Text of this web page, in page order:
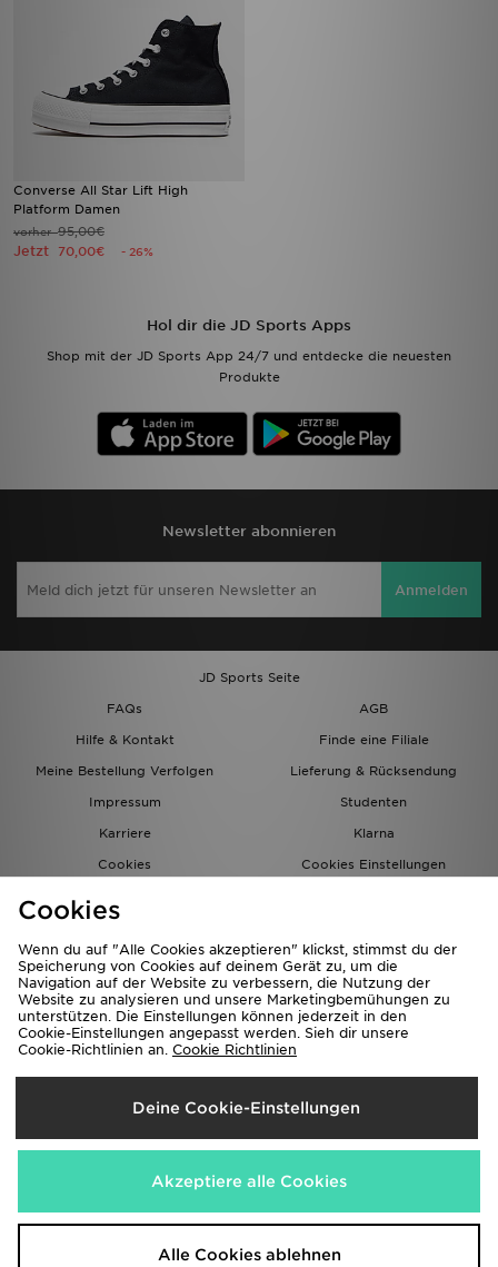
Converse All Star Lift High
Platform Damen
vorher95,00€
Jetzt 70,00€ - 26%
Hol dir die JD Sports Apps
Shop mit der JD Sports App 24/7 und entdecke die neuesten
Produkte
Newsletter abonnieren
Anmelden
JD Sports Seite
FAQs
AGB
Hilfe & Kontakt
Finde eine Filiale
Meine Bestellung Verfolgen
Lieferung & Rücksendung
Impressum
Studenten
Karriere
Klarna
Cookies
Cookies Einstellungen
Lieferung Nach
Deutschland
Wir akzeptieren folgende Zahlungsmethoden
Corporate Website www.jdplc.com
Cookies
Wenn du auf "Alle Cookies akzeptieren" klickst, stimmst du der
Speicherung von Cookies auf deinem Gerät zu, um die
Navigation auf der Website zu verbessern, die Nutzung der
Website zu analysieren und unsere Marketingbemühungen zu
unterstützen. Die Einstellungen können jederzeit in den
Cookie-Einstellungen angepasst werden. Sieh dir unsere
Cookie-Richtlinien an. Cookie Richtlinien
Deine Cookie-Einstellungen
Akzeptiere alle Cookies
Alle Cookies ablehnen